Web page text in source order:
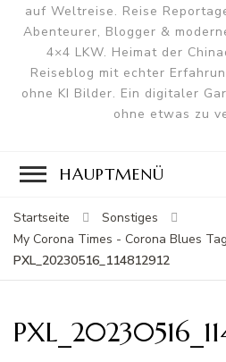
auf Weltreise. Reise
Abenteurer, Blogger &
4×4 LKW. Heimat der
Reiseblog mit echter
ohne KI Bilder. Ein digitaler
ohne etwas zu
HAUPTMENÜ
Startseite
Sonstiges
My Corona Times - Corona Blues
PXL_20230516_114812912